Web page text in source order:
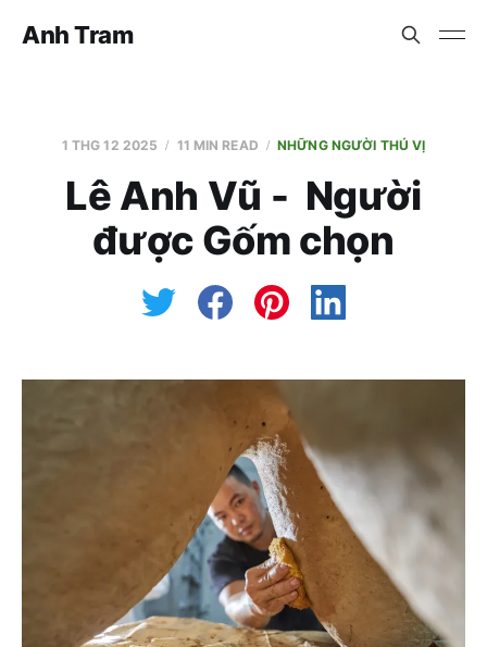
Anh Tram
1 THG 12 2025 11 MIN READ NHỮNG NGƯỜI THÚ VỊ
Lê Anh Vũ - Người
được Gốm chọn